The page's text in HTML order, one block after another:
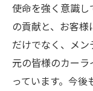
使命を強く意識
の貢献と、お客
だけでなく、メ
元の皆様のカー
っています。今